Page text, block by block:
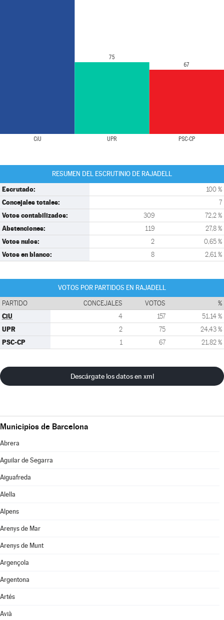
CiU UPR PSC-CP
75
67
RESUMEN DEL ESCRUTINIO DE RAJADELL
Escrutado: 100 %
Concejales totales: 7
Votos contabilizados: 309 72,2 %
Abstenciones: 119 27,8 %
Votos nulos: 2 0,65 %
Votos en blanco: 8 2,61 %
VOTOS POR PARTIDOS EN RAJADELL
PARTIDO CONCEJALES VOTOS %
CiU 4 157 51,14 %
UPR 2 75 24,43 %
PSC-CP 1 67 21,82 %
Descárgate los datos en xml
Municipios de Barcelona
Abrera
Aguilar de Segarra
Aiguafreda
Alella
Alpens
Arenys de Mar
Arenys de Munt
Argençola
Argentona
Artés
Avià